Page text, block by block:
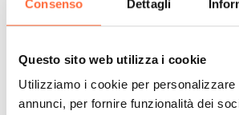
Consenso Dettagli
Questo sito web utilizza i cookie
Utilizziamo i cookie per personalizzare
annunci, per fornire funzionalità dei